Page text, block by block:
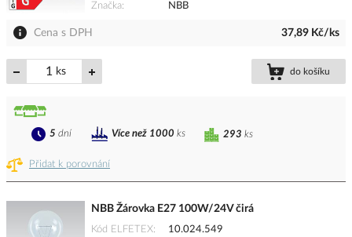
Značka
NBB
Cena s DPH 37,89 Kč/ks
ks do košíku
Přidat k porovnání
293 ks
5 dní Více než 1000 ks
NBB Žárovka E27 100W/24V čirá
Kód ELFETEX 10.024.549